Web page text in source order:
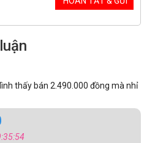
thấy bán 2.490.000 đồng mà nhỉ